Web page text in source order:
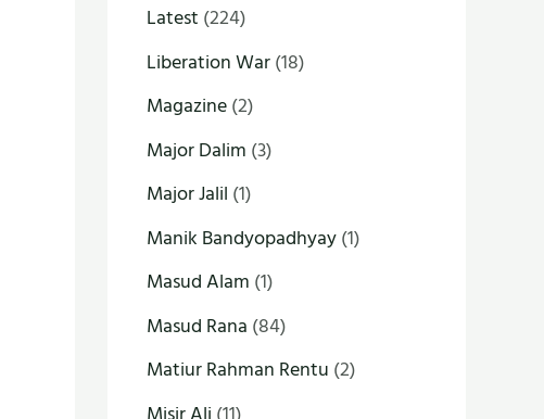
Latest (224)
Liberation War(18)
Magazine(2)
Major Dalim (3)
Major Jalil (1)
Manik Bandyopadhyay(1)
Masud Alam (1)
Masud Rana (84)
Matiur Rahman Rentu (2)